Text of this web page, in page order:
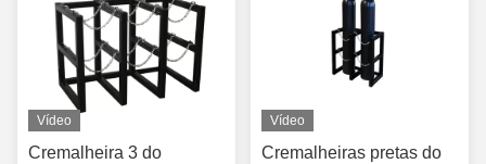
Vídeo
Cremalheira 3 do
Vídeo
Cremalheiras pretas do